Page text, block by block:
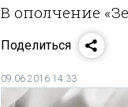
В ополчение
Поделиться
09.06.2016 14:33